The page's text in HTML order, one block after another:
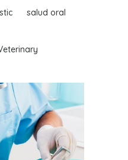
salud oral
Teeth
exito